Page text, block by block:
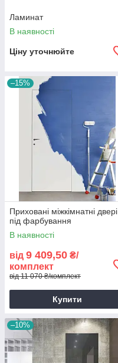
Ламинат
В наявності
Ціну уточнюйте
–15%
Приховані міжкімнатні двері
під фарбування
В наявності
від 9 409,50 ₴/
комплект
від 11 070 ₴/комплект
Купити
–10%